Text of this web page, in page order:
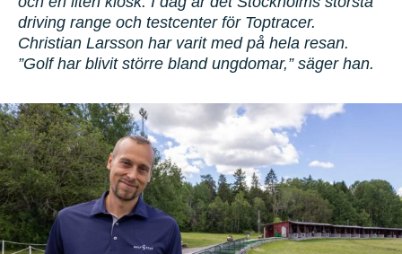
driving range och testcenter för Toptracer.
Christian Larsson har varit med på hela resan.
”Golf har blivit större bland ungdomar,” säger han.